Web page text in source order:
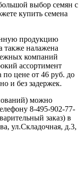
выбор семян с
купить семена
продукцию
также налажена
компаний
ассортимент
по цене от 46 руб. до
и без задержек.
можно
8-495-902-77-
заказ) в
ул.Складочная, д.3,